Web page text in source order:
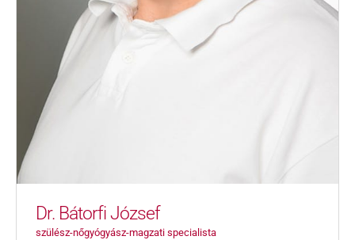
Dr. Bátorfi József
szülész-nőgyógyász-magzati specialista